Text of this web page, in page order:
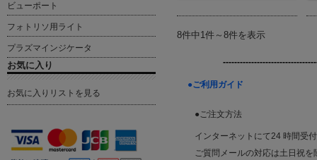
8件中1件～8件を表示
●ご利用ガイド
●ご注文方法
インターネットにて24 時間受
ご質問メールの対応は土日祝
ビューポート
フォトリソ用ライト
プラズマインジケータ
お気に入り
お気に入りリストを見る